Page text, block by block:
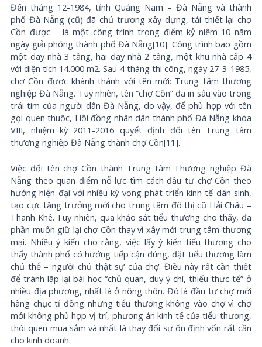
Đến tháng 12-1984, tỉnh Quảng Nam – Đà Nẵng và thành
phố Đà Nẵng (cũ) đã chủ trương xây dựng, tái thiết lại chợ
Cồn được – là một công trình trọng điểm kỷ niệm 10 năm
ngày giải phóng thành phố Đà Nẵng[10]. Công trình bao gồm
một dãy nhà 3 tầng, hai dãy nhà 2 tầng, một khu nhà cấp 4
với diện tích 14.000 m2. Sau 4 tháng thi công, ngày 27-3-1985,
chợ Cồn được khánh thành với tên mới: Trung tâm thương
nghiệp Đà Nẵng. Tuy nhiên, tên “chợ Cồn” đã in sâu vào trong
trái tim của người dân Đà Nẵng, do vậy, để phù hợp với tên
gọi quen thuộc, Hội đồng nhân dân thành phố Đà Nẵng khóa
VIII, nhiệm kỳ 2011-2016 quyết định đổi tên Trung tâm
thương nghiệp Đà Nẵng thành chợ Cồn[11].
Việc đổi tên chợ Cồn thành Trung tâm Thương nghiệp Đà
Nẵng theo quan điểm nỗ lực tìm cách đầu tư chợ Cồn theo
hướng hiện đại với nhiều kỳ vọng phát triển kinh tế dân sinh,
tạo cực tăng trưởng mới cho trung tâm đô thị cũ Hải Châu –
Thanh Khê. Tuy nhiên, qua khảo sát tiểu thương cho thấy, đa
phần muốn giữ lại chợ Cồn thay vì xây mới trung tâm thương
mại. Nhiều ý kiến cho rằng, việc lấy ý kiến tiểu thương cho
thấy thành phố có hướng tiếp cận đúng, đặt tiểu thương làm
chủ thể – người chủ thật sự của chợ. Điều này rất cần thiết
để tránh lặp lại bài học “chủ quan, duy ý chí, thiếu thực tế” ở
nhiều địa phương, nhất là ở nông thôn. Đó là đầu tư chợ mới
hàng chục tỉ đồng nhưng tiểu thương không vào chợ vì chợ
mới không phù hợp vị trí, phương án kinh tế của tiểu thương,
thói quen mua sắm và nhất là thay đổi sự ổn định vốn rất cần
cho kinh doanh.